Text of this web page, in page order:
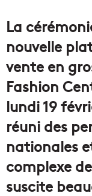
La
nouvelle
vente en
Fashion
lundi 19
réuni des
nationales
complexe
suscite